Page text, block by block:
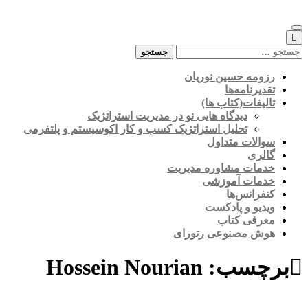
to
content
جستجو
رزومه حسین نوریان
تقدیرنامه‌ها
تالیفات(کتاب ها)
دیدگاه هایی نو در مدیریت استراتژیک
تحلیل استراتژیک کسب و کار اکوسیستم و پلتفرمی
سوالات متداول
گالری
خدمات مشاوره مدیریت
خدمات آموزشی
کنفرانس‌ها
ویدیو و پادکست
معرفی کتاب
هوش مصنوعی رتورای
برچسب: Hossein Nourian